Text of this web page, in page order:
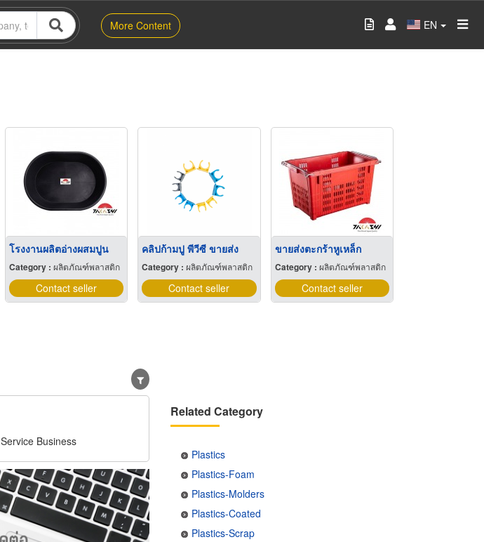
More Content EN
โรงงานผลิตอ่างผสมปูน
Category : ผลิตภัณฑ์พลาสติก
Contact seller
คลิปก้ามปู พีวีซี ขายส่ง
Category : ผลิตภัณฑ์พลาสติก
Contact seller
ขายส่งตะกร้าหูเหล็ก
Category : ผลิตภัณฑ์พลาสติก
Contact seller
Service Business
Related Category
Plastics
Plastics-Foam
Plastics-Molders
Plastics-Coated
Plastics-Scrap